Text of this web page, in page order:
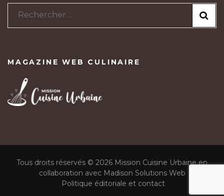
Rechercher :
MAGAZINE WEB CULINAIRE
Tous droits réservés © 2026 Mission Cuisine Urbaine en
collaboration avec Madison Solutions Web
Politique éditoriale et contact